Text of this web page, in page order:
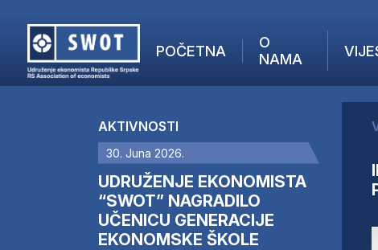
POČETNA
O
NAMA
IZ
AKTUELNO
ANALIZE
KOMPANIJE
FINANSIJE
IZ STRANIH MEDIJA
AKTIVNOSTI
30. Juna 2026.
UDRUŽENJE EKONOMISTA
“SWOT” NAGRADILO
UČENICU GENERACIJE
EKONOMSKE ŠKOLE